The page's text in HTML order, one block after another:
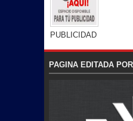
PUBLICIDAD
PAGINA EDITADA